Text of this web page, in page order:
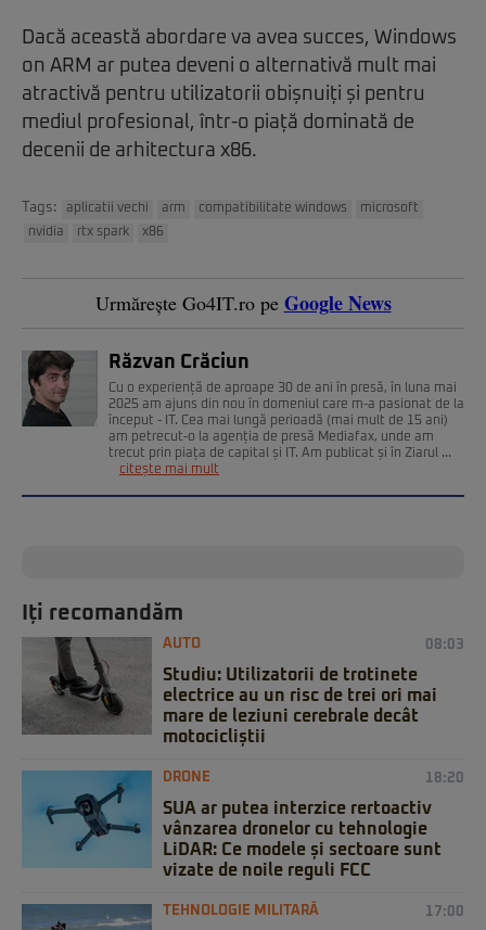
Dacă această abordare va avea succes, Windows
on ARM ar putea deveni o alternativă mult mai
atractivă pentru utilizatorii obișnuiți și pentru
mediul profesional, într-o piață dominată de
decenii de arhitectura x86.
Tags: aplicatii vechi arm compatibilitate windows
microsoft
nvidia
rtx spark x86
Urmărește Go4IT.ro pe Google News
Răzvan Crăciun
Cu o experiență de aproape 30 de ani în presă, în luna mai
2025 am ajuns din nou în domeniul care m-a pasionat de la
început - IT. Cea mai lungă perioadă (mai mult de 15 ani)
am petrecut-o la agenția de presă Mediafax, unde am
trecut prin piața de capital și IT. Am publicat și în Ziarul ...
citește mai mult
Iți recomandăm
AUTO 08:03
Studiu: Utilizatorii de trotinete
electrice au un risc de trei ori mai
mare de leziuni cerebrale decât
motocicliștii
DRONE 18:20
SUA ar putea interzice rertoactiv
vânzarea dronelor cu tehnologie
LiDAR: Ce modele și sectoare sunt
vizate de noile reguli FCC
TEHNOLOGIE MILITARĂ 17:00